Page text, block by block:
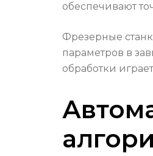
обеспечивают
Фрезерные
параметров в
обработки